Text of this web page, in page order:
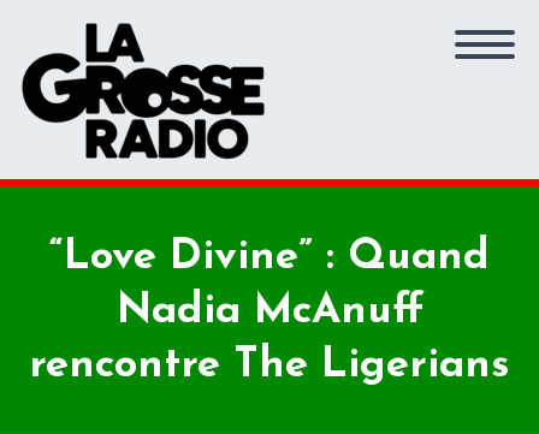
“Love Divine” : Quand
Nadia McAnuff
rencontre The Ligerians